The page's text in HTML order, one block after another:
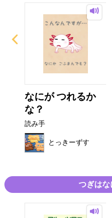
なにが つれるか
な？
読み手
とっきーずす
つぎはな